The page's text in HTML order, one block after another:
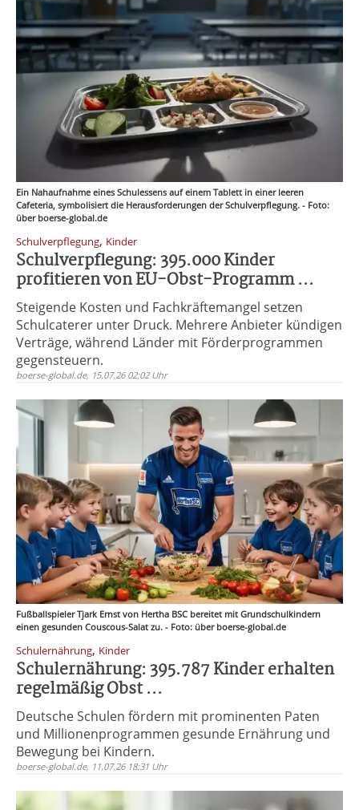
Ein Nahaufnahme eines Schulessens auf einem Tablett in einer leeren
Cafeteria, symbolisiert die Herausforderungen der Schulverpflegung. - Foto:
über boerse-global.de
Schulverpflegung, Kinder
Schulverpflegung: 395.000 Kinder
profitieren von EU-Obst-Programm ...
Steigende Kosten und Fachkräftemangel setzen
Schulcaterer unter Druck. Mehrere Anbieter kündigen
Verträge, während Länder mit Förderprogrammen
gegensteuern.
boerse-global.de, 15.07.26 02:02 Uhr
Fußballspieler Tjark Ernst von Hertha BSC bereitet mit Grundschulkindern
einen gesunden Couscous-Salat zu. - Foto: über boerse-global.de
Schulernährung, Kinder
Schulernährung: 395.787 Kinder erhalten
regelmäßig Obst ...
Deutsche Schulen fördern mit prominenten Paten
und Millionenprogrammen gesunde Ernährung und
Bewegung bei Kindern.
boerse-global.de, 11.07.26 18:31 Uhr